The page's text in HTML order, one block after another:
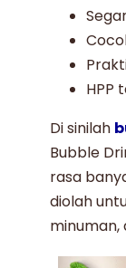
HPP
Di sinilah
Bubble
rasa
diolah
minuman,